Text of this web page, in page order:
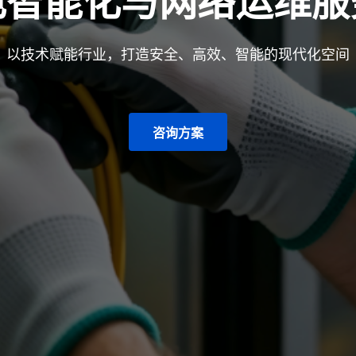
以技术赋能行业，打造安全、高效、智能的现代化空间
咨询方案